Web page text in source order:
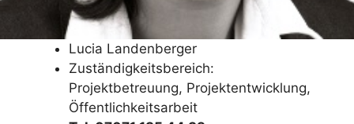
Lucia Landenberger
Zuständigkeitsbereich:
Projektbetreuung, Projektentwicklung,
Öffentlichkeitsarbeit